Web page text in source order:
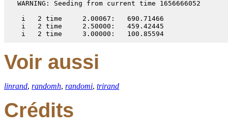
WARNING: Seeding from current time 1656666052
i   2 time     2.00067:   690.71466
i   2 time     2.50000:   459.42445
i   2 time     3.00000:   100.85594
Voir aussi
linrand, randomh, randomi, trirand
Crédits